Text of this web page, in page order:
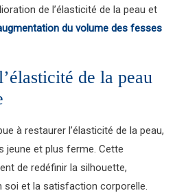
de l’élasticité de la peau et
du volume des fesses
de la peau
à restaurer l’élasticité de la peau,
jeune et plus ferme. Cette
de redéfinir la silhouette,
soi et la satisfaction corporelle.